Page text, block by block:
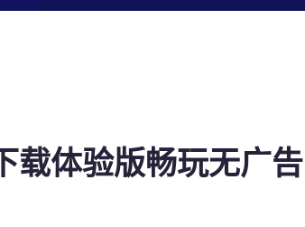
载体验版畅玩无广告